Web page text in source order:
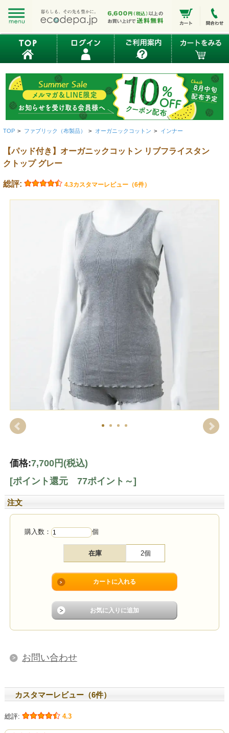
TOP > ファブリック（布製品） > オーガニックコットン > インナー
【パッド付き】オーガニックコットン リブフライスタン
クトップ グレー
総評: 4.3カスタマーレビュー（6件）
価格:7,700円 (税込)
[ポイント還元 77ポイント～]
注文
購入数： 個
在庫 2個
お問い合わせ
カスタマーレビュー（6件）
総評: 4.3